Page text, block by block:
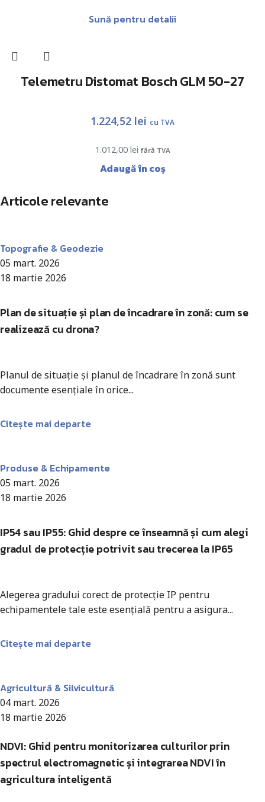
Sună pentru detalii
Telemetru Distomat Bosch GLM 50-27
1.012,00 lei fără TVA
1.224,52 lei cu TVA
Adaugă în coș
Articole relevante
Topografie & Geodezie
05 mart. 2026
18 martie 2026
Plan de situație și plan de încadrare în zonă: cum se
realizează cu drona?
Planul de situație și planul de încadrare în zonă sunt
documente esențiale în orice...
Citește mai departe
Produse & Echipamente
05 mart. 2026
18 martie 2026
IP54 sau IP55: Ghid despre ce înseamnă și cum alegi
gradul de protecție potrivit sau trecerea la IP65
Alegerea gradului corect de protecție IP pentru
echipamentele tale este esențială pentru a asigura...
Citește mai departe
Agricultură & Silvicultură
04 mart. 2026
18 martie 2026
NDVI: Ghid pentru monitorizarea culturilor prin
spectrul electromagnetic și integrarea NDVI în
agricultura inteligentă